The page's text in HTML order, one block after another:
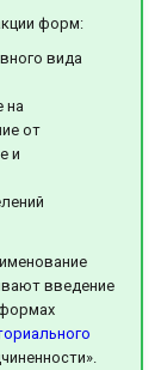
форм:
вида
на
от
и
введение